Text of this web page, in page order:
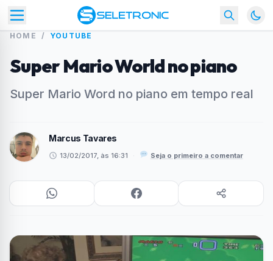
HOME / YOUTUBE
Super Mario World no piano
Super Mario Word no piano em tempo real
Marcus Tavares
13/02/2017, às 16:31 · Seja o primeiro a comentar